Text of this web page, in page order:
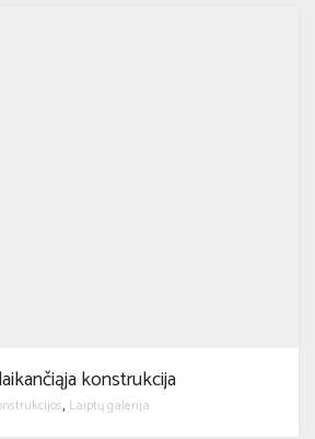
konstrukcija
, Laiptų galerija